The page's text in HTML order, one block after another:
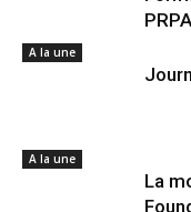
PRPA
A la une
A la une
La